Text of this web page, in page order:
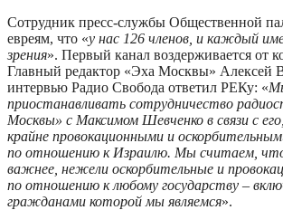
Сотрудник пресс-службы Общественной
евреям, что «у нас 126 членов, и каждый
зрения». Первый канал воздерживается от
Главный редактор «Эха Москвы» Алексей
интервью Радио Свобода ответил РЕКу: «
приостанавливать сотрудничество
Москвы» с Максимом Шевченко в связи с
крайне провокационными и
по отношению к Израилю. Мы считаем, что
важнее, нежели оскорбительные и
по отношению к любому государству –
гражданами которой мы являемся».